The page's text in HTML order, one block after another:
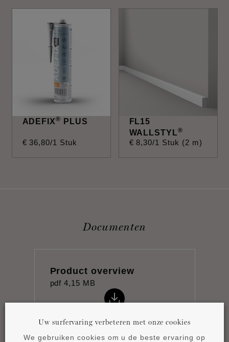
ADEFIX® PLUS
€36,80/1 Stuk
FL15
WALLSTYL®
€8,30/1 Stuk (2 m)
Documenten
Product overview
pdf 4,15 MB
Uw surfervaring verbeteren met onze cookies
We gebruiken cookies om u de beste ervaring op